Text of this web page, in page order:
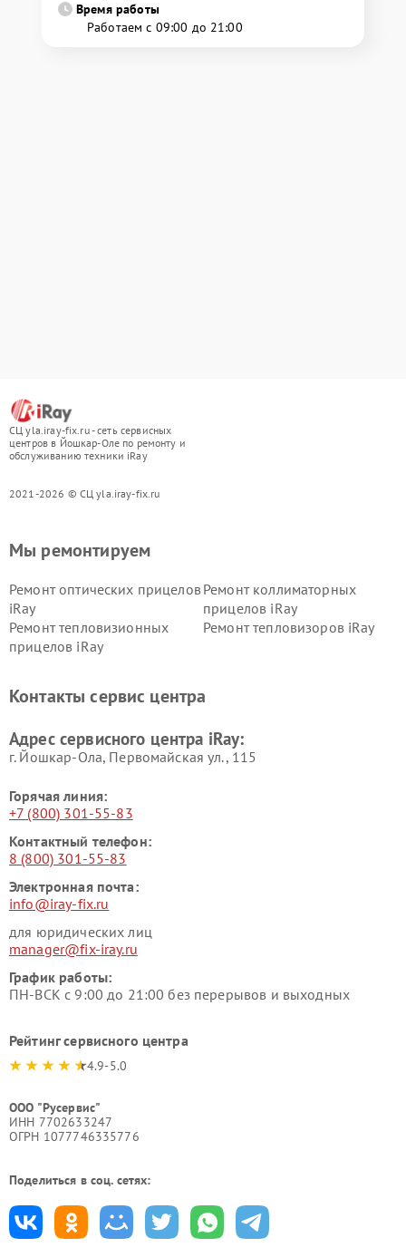
Время работы
Работаем с 09:00 до 21:00
СЦ yla.iray-fix.ru - сеть сервисных
центров в Йошкар-Оле по ремонту и
обслуживанию техники iRay
2021-2026 © СЦ yla.iray-fix.ru
Мы ремонтируем
Ремонт оптических прицелов
iRay
Ремонт коллиматорных
прицелов iRay
Ремонт тепловизионных
прицелов iRay
Ремонт тепловизоров iRay
Контакты сервис центра
Адрес сервисного центра iRay:
г. Йошкар-Ола, Первомайская ул., 115
Горячая линия:
+7 (800) 301-55-83
Контактный телефон:
8 (800) 301-55-83
Электронная почта:
info@iray-fix.ru
для юридических лиц
manager@fix-iray.ru
График работы:
ПН-ВСК с 9:00 до 21:00 без перерывов и выходных
Рейтинг сервисного центра
4.9-5.0
ООО "Русервис"
ИНН 7702633247
ОГРН 1077746335776
Поделиться в соц. сетях: